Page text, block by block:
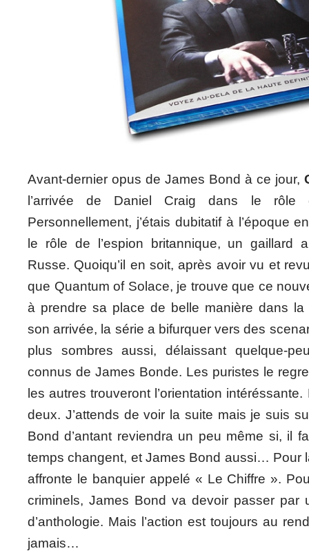
Avant-dernier opus de James Bond à ce jour,
l’arrivée de Daniel Craig dans le rôle
Personnellement, j’étais dubitatif à l’époque
le rôle de l’espion britannique, un gaillard
Russe. Quoiqu’il en soit, après avoir vu et
que Quantum of Solace, je trouve que ce
à prendre sa place de belle manière dans
son arrivée, la série a bifurquer vers des
plus sombres aussi, délaissant quelque-
connus de James Bonde. Les puristes le
les autres trouveront l’orientation
deux. J’attends de voir la suite mais je suis
Bond d’antant reviendra un peu même si, il
temps changent, et James Bond aussi… Pour
affronte le banquier appelé « Le Chiffre ».
criminels, James Bond va devoir passer par
d’anthologie. Mais l’action est toujours au
jamais…